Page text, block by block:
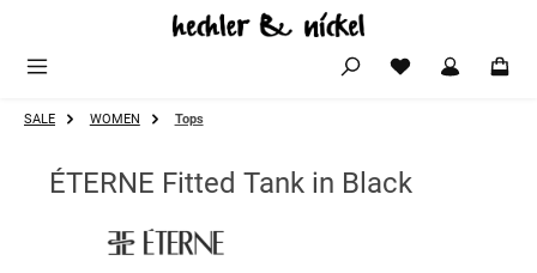
Zum Hauptinhalt springen
SALE WOMEN Tops
ÉTERNE Fitted Tank in Black